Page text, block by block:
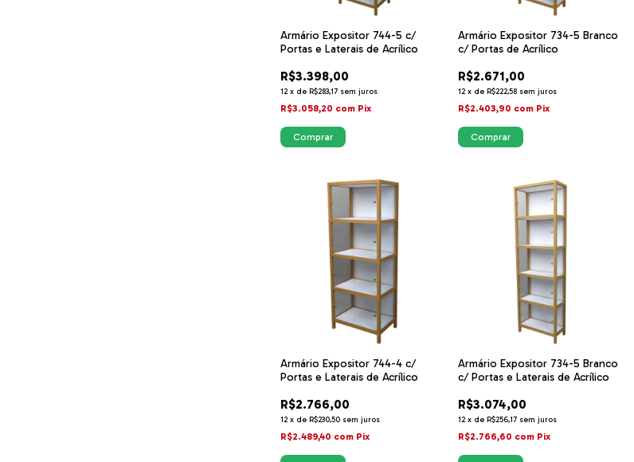
Armário Expositor 744-5 c/
Portas e Laterais de Acrílico
R$3.398,00
12 x deR$283,17 sem juros
R$3.058,20 com Pix
Armário Expositor 734-5 Branco
c/ Portas de Acrílico
R$2.671,00
12 x de R$222,58 sem juros
R$2.403,90 com Pix
Armário Expositor 744-4 c/
Portas e Laterais de Acrílico
R$2.766,00
12 x deR$230,50 sem juros
R$2.489,40 com Pix
Armário Expositor 734-5 Branco
c/ Portas e Laterais de Acrílico
R$3.074,00
12 x de R$256,17 sem juros
R$2.766,60 com Pix